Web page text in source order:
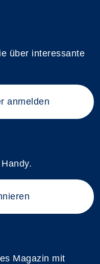
über interessante
anmelden
Magazin mit